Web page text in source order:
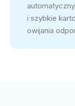
i szybkie
owijania